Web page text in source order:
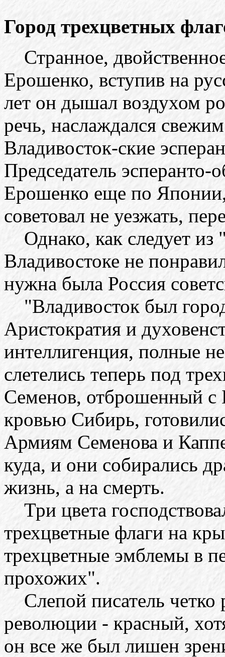
Город трехцветных
Странное,
Ерошенко, вступив на
лет он дышал воздухом
речь, наслаждался
Владивосток-ские
Председатель
Ерошенко еще по
советовал не уезжать,
Однако, как следует
Владивостоке не
нужна была Россия
"Владивосток был
Аристократия и
интеллигенция, полные
слетелись теперь под
Семенов, отброшенный с
кровью Сибирь,
Армиям Семенова и
куда, и они собирались
жизнь, а на смерть.
Три цвета
трехцветные флаги на
трехцветные эмблемы в
прохожих".
Слепой писатель четко
революции - красный,
он все же был лишен